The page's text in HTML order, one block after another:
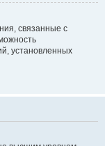
связанные с
установленных